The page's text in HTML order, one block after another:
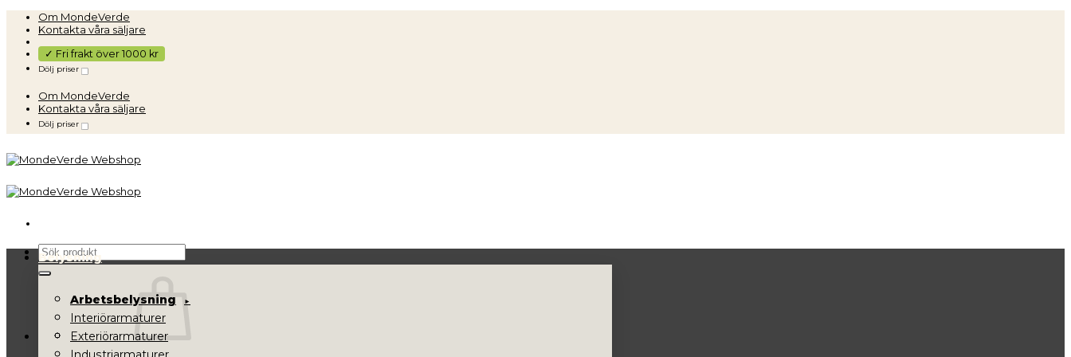
Skip
content
Om MondeVerde
Kontakta våra säljare
✓ Fri frakt över 1000 kr
Dölj priser
Om MondeVerde
Kontakta våra säljare
Dölj priser
Sök
efter:
Belysning
Arbetsbelysning
Interiörarmaturer
Exteriörarmaturer